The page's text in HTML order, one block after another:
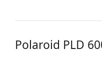
Polaroid PLD